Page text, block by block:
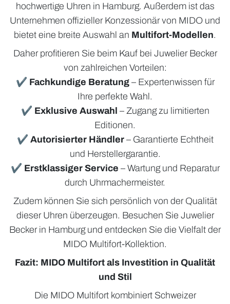
hochwertige Uhren in Hamburg. Außerdem ist das
Unternehmen offizieller Konzessionär von MIDO und
bietet eine breite Auswahl an Multifort-Modellen.
Daher profitieren Sie beim Kauf bei Juwelier Becker
von zahlreichen Vorteilen:
✔ Fachkundige Beratung– Expertenwissen für
Ihre perfekte Wahl.
✔ Exklusive Auswahl – Zugang zu limitierten
Editionen.
✔ Autorisierter Händler– Garantierte Echtheit
und Herstellergarantie.
✔ Erstklassiger Service – Wartung und Reparatur
durch Uhrmachermeister.
Zudem können Sie sich persönlich von der Qualität
dieser Uhren überzeugen. Besuchen Sie Juwelier
Becker in Hamburg und entdecken Sie die Vielfalt der
MIDO Multifort-Kollektion.
Fazit: MIDO Multifort als Investition in Qualität
und Stil
Die MIDO Multifort kombiniert Schweizer